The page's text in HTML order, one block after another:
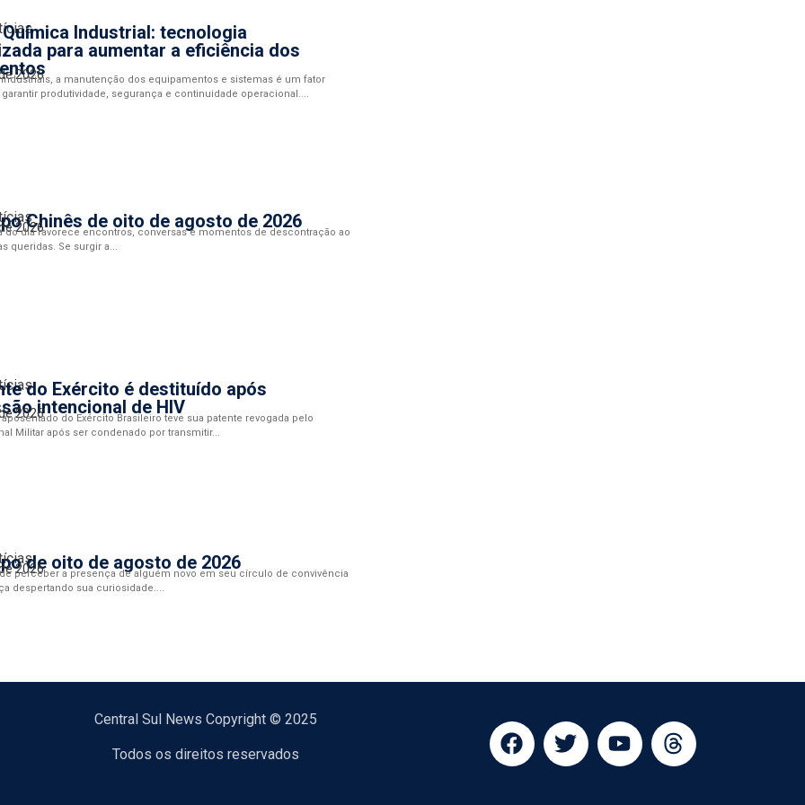
Industrial: tecnologia
para aumentar a eficiência dos
2026
a manutenção dos equipamentos e sistemas é um fator
produtividade, segurança e continuidade operacional....
Chinês de oito de agosto de 2026
2026
do dia favorece encontros, conversas e momentos de descontração ao
queridas. Se surgir a...
do Exército é destituído após
intencional de HIV
2026
do Exército Brasileiro teve sua patente revogada pelo
Militar após ser condenado por transmitir...
de oito de agosto de 2026
2026
perceber a presença de alguém novo em seu círculo de convivência
despertando sua curiosidade....
Central Sul News Copyright © 2025
Todos os direitos reservados